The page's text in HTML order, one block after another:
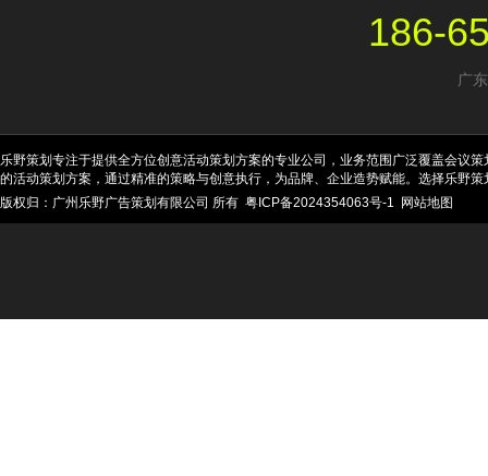
186-
广
乐野策划专注于提供全方位创意活动策划方案的专业公司，业务范围广泛覆盖会议
的活动策划方案，通过精准的策略与创意执行，为品牌、企业造势赋能。选择乐野
版权归：广州乐野广告策划有限公司 所有 粤ICP备2024354063号-1 网站地图